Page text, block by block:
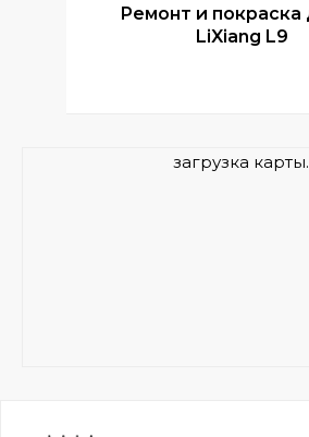
Ремонт и покраска
LiXiang L9
загрузка